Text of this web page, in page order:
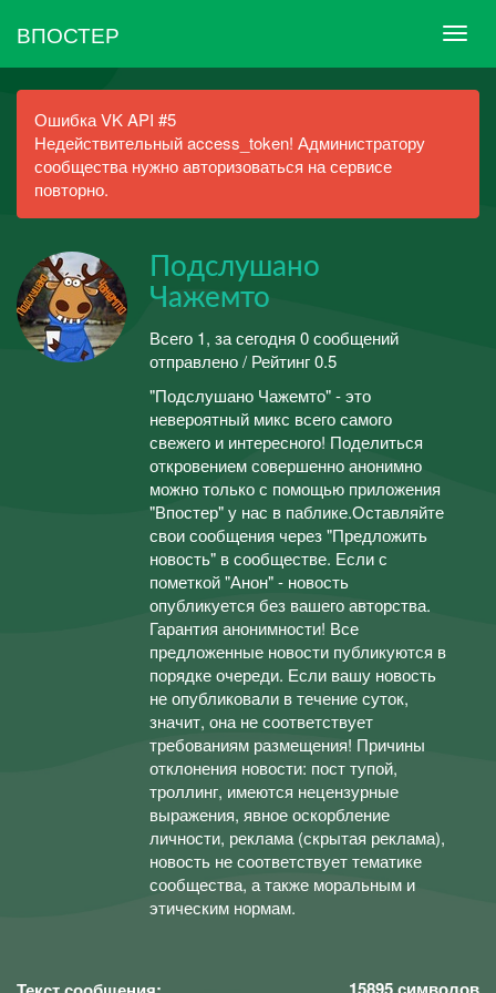
ВПОСТЕР
Ошибка VK API #5
Недействительный access_token! Администратору
сообщества нужно авторизоваться на сервисе
повторно.
Подслушано
Чажемто
Всего 1, за сегодня 0 сообщений
отправлено / Рейтинг 0.5
"Подслушано Чажемто" - это
невероятный микс всего самого
свежего и интересного! Поделиться
откровением совершенно анонимно
можно только с помощью приложения
"Впостер" у нас в паблике.Оставляйте
свои сообщения через "Предложить
новость" в сообществе. Если с
пометкой "Анон" - новость
опубликуется без вашего авторства.
Гарантия анонимности! Все
предложенные новости публикуются в
порядке очереди. Если вашу новость
не опубликовали в течение суток,
значит, она не соответствует
требованиям размещения! Причины
отклонения новости: пост тупой,
троллинг, имеются нецензурные
выражения, явное оскорбление
личности, реклама (скрытая реклама),
новость не соответствует тематике
сообщества, а также моральным и
этическим нормам.
15895символов